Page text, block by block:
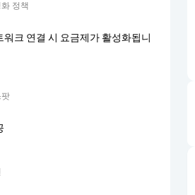
정책
워크 연결 시 요금제가 활성화됩니
팟